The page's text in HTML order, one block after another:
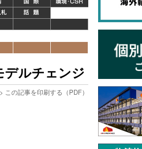
デルチェンジ
この記事を印刷する（PDF）